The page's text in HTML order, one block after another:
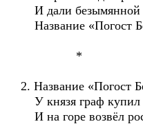
И дали безымянной
Название «Погост
*
2. Название «Погост
У князя граф купил
И на горе возвёл